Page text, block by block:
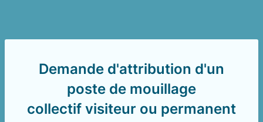
Demande d'attribution d'un
poste de mouillage
collectif visiteur ou permanent